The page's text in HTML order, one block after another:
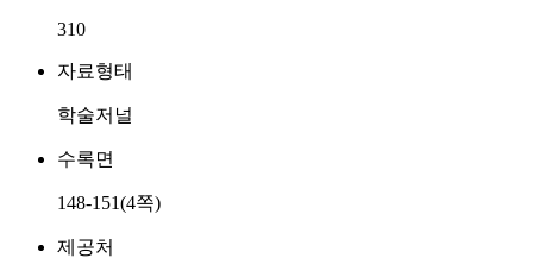
310
자료형태
학술저널
수록면
148-151(4쪽)
제공처